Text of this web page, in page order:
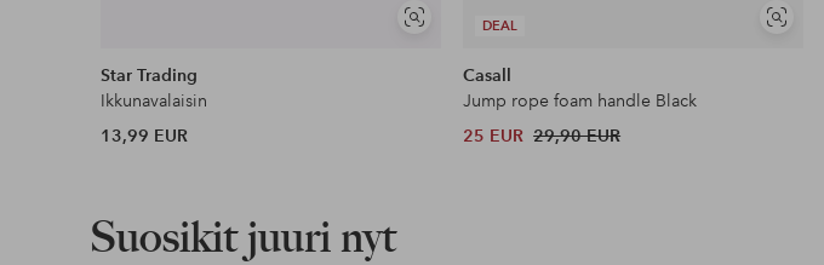
Näytä
Star Trading
Ikkunavalaisin
13,99 EUR
DEAL
Näytä
Casall
Jump rope foam handle Black
25 EUR 29,90 EUR
Suosikit juuri nyt